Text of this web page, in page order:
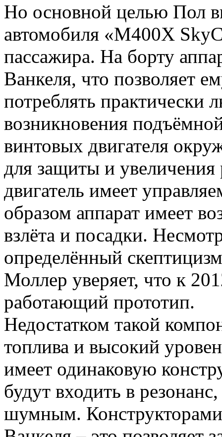
Но основной целью Пол
автомобиля «M400X
пассажира. На борту
Ванкеля, что позволяет
потреблять практически
возникновения
винтовых двигателя
для защиты и
двигатель имеет
образом аппарат имеет
взлёта и посадки.
определённый
Моллер уверяет, что к
работающий прототип.
Недостатком такой
топлива и высокий
имеет одинаковую
будут входить в
шумным.